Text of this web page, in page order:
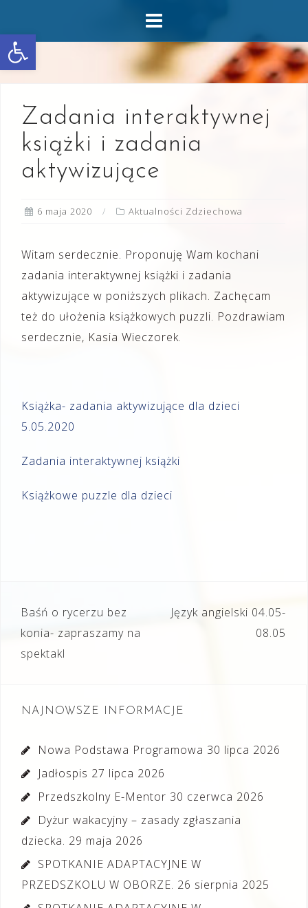
Otwórz pasek narzędzi
content
Zadania interaktywnej
książki i zadania
aktywizujące
6 maja 2020 Aktualności Zdziechowa
Witam serdecznie. Proponuję Wam kochani
zadania interaktywnej książki i zadania
aktywizujące w poniższych plikach. Zachęcam
też do ułożenia książkowych puzzli. Pozdrawiam
serdecznie, Kasia Wieczorek.
Książka- zadania aktywizujące dla dzieci
5.05.2020
Zadania interaktywnej książki
Książkowe puzzle dla dzieci
Nawigacja
wpisu
Baśń o rycerzu bez
konia- zapraszamy na
spektakl
Język angielski 04.05-
08.05
NAJNOWSZE INFORMACJE
Nowa Podstawa Programowa 30 lipca 2026
Jadłospis 27 lipca 2026
Przedszkolny E-Mentor 30 czerwca 2026
Dyżur wakacyjny – zasady zgłaszania
dziecka. 29 maja 2026
SPOTKANIE ADAPTACYJNE W
PRZEDSZKOLU W OBORZE. 26 sierpnia 2025